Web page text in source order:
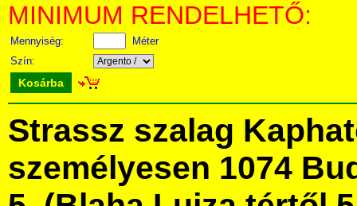
MINIMUM RENDELHETŐ:
Mennyiség:
Méter
Szín:
Kosárba
Strassz szalag
személyesen 1074